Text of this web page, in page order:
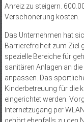
Anreiz zu steigern.
Verschönerung kosten.
Das Unternehmen hat
Barrierefreiheit zum Ziel
spezielle Bereiche für
sanitären Anlagen an
anpassen. Das
Kinderbetreuung für die
eingerichtet werden.
Internetzugang per